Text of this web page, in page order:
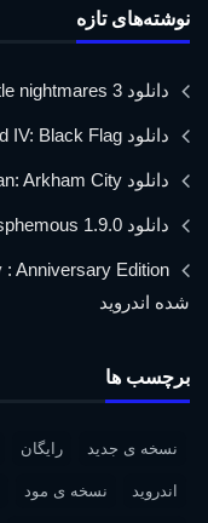
نوشته‌های تازه
دانلود little nightmares 3 برای اندروید
دانلود Assassin’s Creed IV: Black Flag برای اندروید
دانلود Batman: Arkham City برای اندروید
دانلود Blasphemous 1.9.0 برای اندروید
شده اندروید
برچسب ها
نسخه ی جدید رایگان
اندروید نسخه ی مود